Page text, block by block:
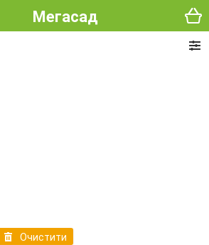
Мегасад
Очистити